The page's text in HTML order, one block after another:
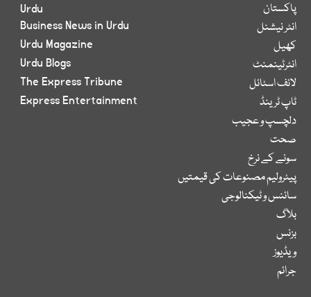
پاکستان
انٹر نیشنل
کھیل
انٹرٹینمنٹ
لائف اسٹائل
ٹاپ ٹرینڈ
دلچسپ و عجیب
صحت
سونے کے نرخ
پیٹرولیم مصنوعات کی قیمتیں
سائنس و ٹیکنالوجی
بلاگ
بزنس
ویڈیوز
جرائم
Urdu
Business News in Urdu
Urdu Magazine
Urdu Blogs
The Express Tribune
Express Entertainment